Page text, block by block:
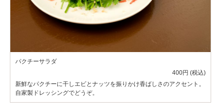
パクチーサラダ
400円 (税込)
新鮮なパクチーに干しエビとナッツを振りかけ香ばしさのアクセント。
自家製ドレッシングでどうぞ。